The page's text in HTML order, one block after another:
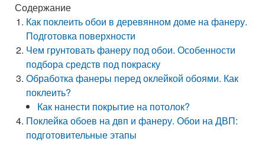
Содержание
Как поклеить обои в деревянном доме на фанеру.
Подготовка поверхности
Чем грунтовать фанеру под обои. Особенности
подбора средств под покраску
Обработка фанеры перед оклейкой обоями. Как
поклеить?
Как нанести покрытие на потолок?
Поклейка обоев на двп и фанеру. Обои на ДВП:
подготовительные этапы